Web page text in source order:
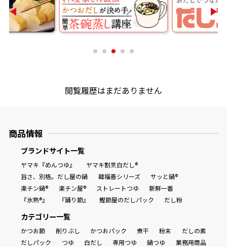
だしパック
閲覧履歴はまだありません
商品情報
ブランドサイト一覧
ヤマキ『めんつゆ』
ヤマキ割烹白だし®
旨さ、別格。だし屋の鍋
韓福善シリーズ
サッと鍋®
楽チン鍋®
楽チン屋® ストレートつゆ
新鮮一番
『氷熟®』
『踊り節』 鰹節屋のだしパック だし粉
カテゴリー一覧
かつお節 削りぶし かつおパック 煮干 粉末
だしの素
だしパック
つゆ 白だし 専用つゆ 鍋つゆ 業務用商品